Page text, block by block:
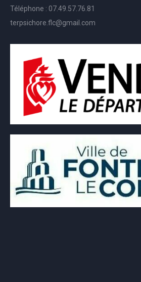
Téléphone : 07.49.57.76.81
terpsichore.flc@gmail.com